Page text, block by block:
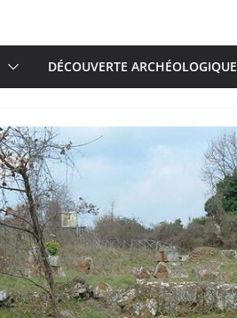
DÉCOUVERTE ARCHÉOLOGIQUE